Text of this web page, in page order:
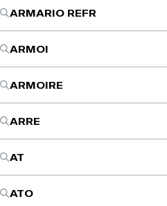
ARMARIO REFR
ARMOI
ARMOIRE
ARRE
AT
ATO